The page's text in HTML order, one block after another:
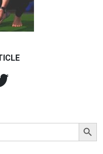
Search Button